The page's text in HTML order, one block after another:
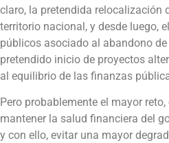
claro, la pretendida relocalización
territorio nacional, y desde luego,
públicos asociado al abandono
pretendido inicio de proyectos
al equilibrio de las finanzas
Pero probablemente el mayor
mantener la salud financiera del
y con ello, evitar una mayor